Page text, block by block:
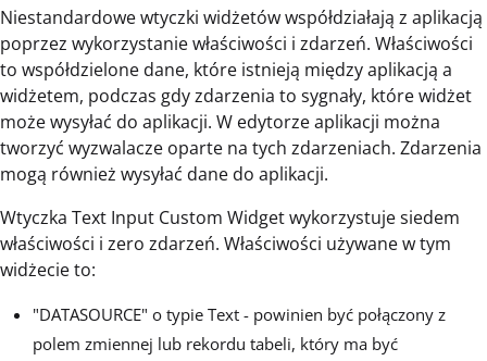
Niestandardowe wtyczki widżetów współdziałają z aplikacją
poprzez wykorzystanie właściwości i zdarzeń. Właściwości
to współdzielone dane, które istnieją między aplikacją a
widżetem, podczas gdy zdarzenia to sygnały, które widżet
może wysyłać do aplikacji. W edytorze aplikacji można
tworzyć wyzwalacze oparte na tych zdarzeniach. Zdarzenia
mogą również wysyłać dane do aplikacji.
Wtyczka Text Input Custom Widget wykorzystuje siedem
właściwości i zero zdarzeń. Właściwości używane w tym
widżecie to:
"DATASOURCE" o typie Text - powinien być połączony z
polem zmiennej lub rekordu tabeli, który ma być